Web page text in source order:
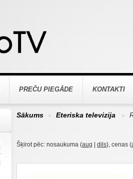
PREČU PIEGĀDE KONTAKTI
Sākums
Eteriska televizija
Šķirot pēc: nosaukuma (aug dils), cenas (